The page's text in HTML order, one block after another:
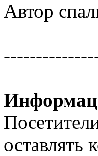
Автор
оставлять